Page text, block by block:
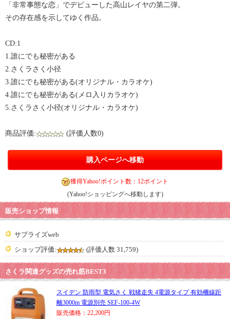
「非常事態な恋」でデビューした高山レイヤの第二弾。
その存在感を示してゆく作品。
CD:1
1.誰にでも秘密がある
2.さくラさく小径
3.誰にでも秘密がある(オリジナル・カラオケ)
4.誰にでも秘密がある(メロ入りカラオケ)
5.さくラさく小径(オリジナル・カラオケ)
商品評価: (評価人数0)
購入ページへ移動
獲得Yahoo!ポイント数：12ポイント
(Yahoo!ショッピングへ移動します)
販売ショップ情報
サプライズweb
ショップ評価:
(評価人数 31,759)
さくラ関連グッズの売れ筋BEST3
スイデン 防雨型 電気さく 戦猪走失 4電源タイプ 有効柵線距
離3000m 電源別売 SEF-100-4W
販売価格：22,200円